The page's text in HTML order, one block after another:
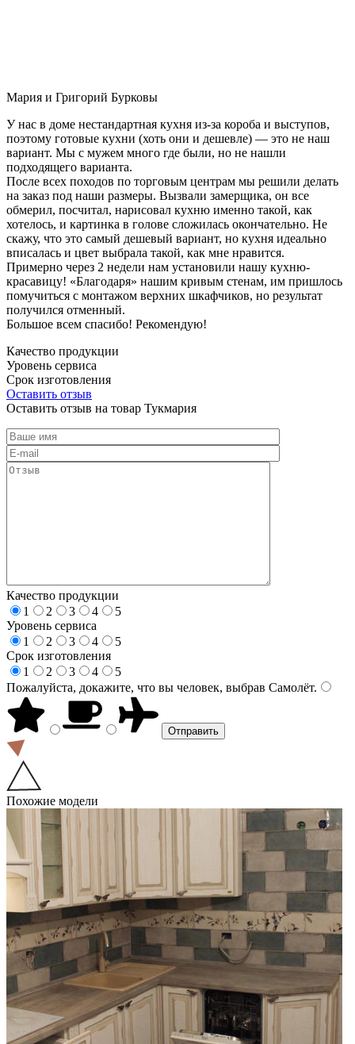
Мария и Григорий Бурковы
У нас в доме нестандартная кухня из-за короба и выступов,
поэтому готовые кухни (хоть они и дешевле) — это не наш
вариант. Мы с мужем много где были, но не нашли
подходящего варианта.
После всех походов по торговым центрам мы решили делать
на заказ под наши размеры. Вызвали замерщика, он все
обмерил, посчитал, нарисовал кухню именно такой, как
хотелось, и картинка в голове сложилась окончательно. Не
скажу, что это самый дешевый вариант, но кухня идеально
вписалась и цвет выбрала такой, как мне нравится.
Примерно через 2 недели нам установили нашу кухню-
красавицу! «Благодаря» нашим кривым стенам, им пришлось
помучиться с монтажом верхних шкафчиков, но результат
получился отменный.
Большое всем спасибо! Рекомендую!
Качество продукции
Уровень сервиса
Срок изготовления
Оставить отзыв
Оставить отзыв на товар Тукмария
Качество продукции
1
2 3 4
5
Уровень сервиса
1
2 3 4
5
Срок изготовления
1
2 3 4
5
Пожалуйста, докажите, что вы человек, выбрав Самолёт.
Похожие модели